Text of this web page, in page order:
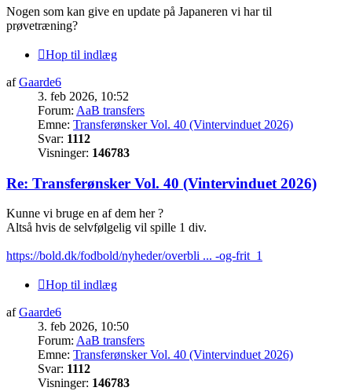
Nogen som kan give en update på Japaneren vi har til
prøvetræning?
Hop til indlæg
afGaarde6
3. feb 2026, 10:52
Forum: AaB transfers
Emne: Transferønsker Vol. 40 (Vintervinduet 2026)
Svar: 1112
Visninger: 146783
Re: Transferønsker Vol. 40 (Vintervinduet 2026)
Kunne vi bruge en af dem her ?
Altså hvis de selvfølgelig vil spille 1 div.
https://bold.dk/fodbold/nyheder/overbli ... -og-frit_1
Hop til indlæg
afGaarde6
3. feb 2026, 10:50
Forum: AaB transfers
Emne: Transferønsker Vol. 40 (Vintervinduet 2026)
Svar: 1112
Visninger: 146783